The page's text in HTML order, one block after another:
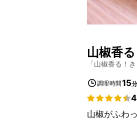
山椒香
「山椒香る！
調理時間15分
山椒がふわ